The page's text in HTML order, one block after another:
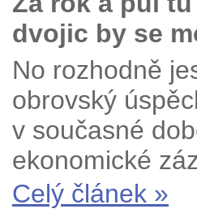
dvojic by se
No rozhodně
obrovský
v současné
ekonomické
Celý článek »